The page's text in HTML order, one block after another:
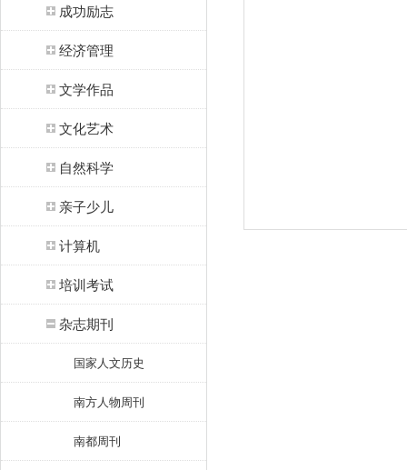
成功励志
经济管理
文学作品
文化艺术
自然科学
亲子少儿
计算机
培训考试
杂志期刊
国家人文历史
南方人物周刊
南都周刊